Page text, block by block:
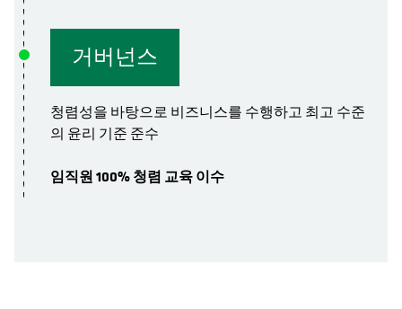
거버넌스
청렴성을 바탕으로 비즈니스를 수행하고 최고 수준
의 윤리 기준 준수
임직원 100% 청렴 교육 이수